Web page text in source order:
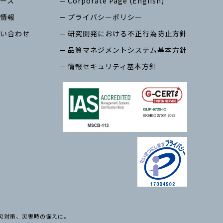
報
合わせ
プライバシーポリシー
研究開発における不正行為防止方針
品質マネジメントシステム基本方針
情報セキュリティ基本方針
策、災害時の備えに。